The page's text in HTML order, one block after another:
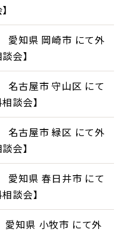
愛知県 岡崎市 にて外
会】
名古屋市 守山区 にて
談会】
名古屋市 緑区 にて外
会】
愛知県 春日井市 にて
談会】
愛知県 小牧市 にて外